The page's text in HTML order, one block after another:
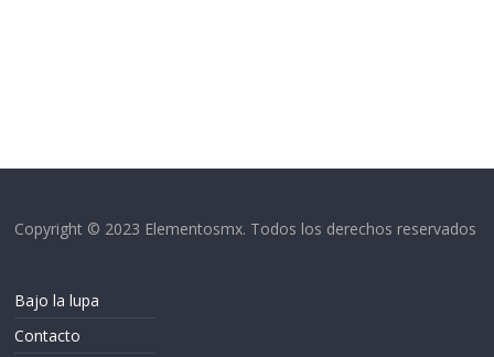
Copyright © 2023 Elementosmx. Todos los derechos reservados
Bajo la lupa
Contacto